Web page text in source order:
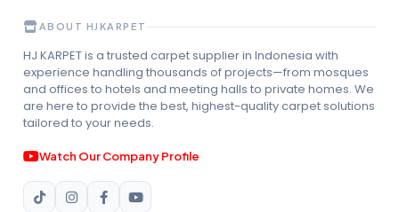
ABOUT HJKARPET
HJ KARPET is a trusted carpet supplier in Indonesia with
experience handling thousands of projects—from mosques
and offices to hotels and meeting halls to private homes. We
are here to provide the best, highest-quality carpet solutions
tailored to your needs.
Watch Our Company Profile